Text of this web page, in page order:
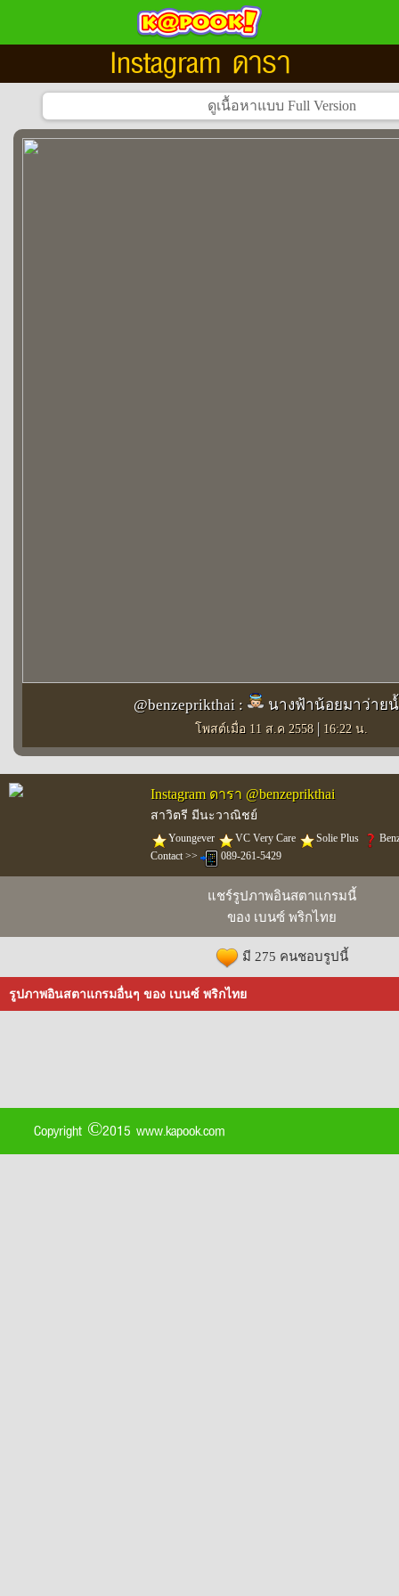
Instagram ดารา
@benzeprikthai : นางฟ้าน้อยมาว่าย
โพสต์เมื่อ 11 ส.ค 2558 | 16:22 น.
Instagram ดารา @benzeprikthai
สาวิตรี มีนะวาณิชย์
️Youngever ️VC Very Care ️Solie Plus
Contact >>
089-261-5429
แชร์รูปภาพอินสตาแกรมนี้
ของ เบนซ์ พริกไทย
มี 275 คนชอบรูปนี้
รูปภาพอินสตาแกรมอื่นๆ ของ เบนซ์ พริกไทย
Copyright ©2015 www.kapook.com